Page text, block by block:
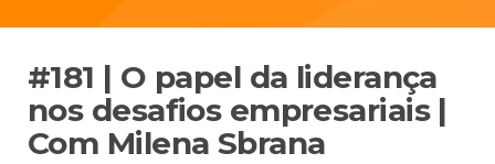
#181 | O papel da liderança
nos desafios empresariais |
Com Milena Sbrana